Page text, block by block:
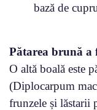
bază de
Pătarea brună a
O altă boală este
(Diplocarpum
frunzele și lăstarii